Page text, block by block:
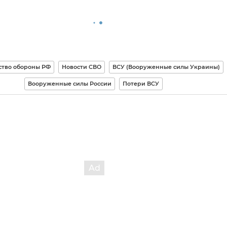
обороны РФ Новости СВО ВСУ (Вооруженные силы Украины)
Вооруженные силы России Потери ВСУ